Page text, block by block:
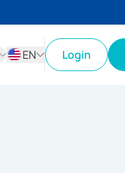
EN
Login